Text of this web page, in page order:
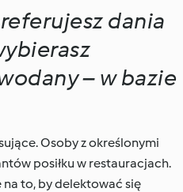
dania
– w bazie
Osoby z określonymi
posiłku w restauracjach.
na to, by delektować się